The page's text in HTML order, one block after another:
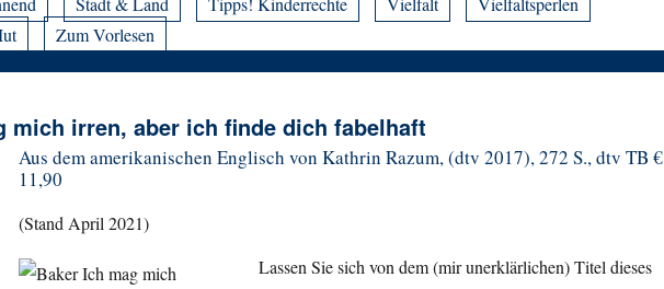
Zum Vorlesen
mich irren, aber ich finde dich fabelhaft
Aus dem amerikanischen Englisch von Kathrin Razum, (dtv 2017), 272 S., dtv TB €
11,90
(Stand April 2021)
Lassen Sie sich von dem (mir unerklärlichen) Titel dieses